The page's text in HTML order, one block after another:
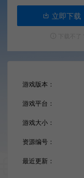
立即下载
游戏版本：
游戏平台：
游戏大小：
资源编号：
最近更新：